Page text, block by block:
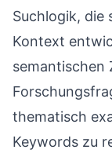
Suchlogik, die
Kontext
semantischen
thematisch
Keywords zu